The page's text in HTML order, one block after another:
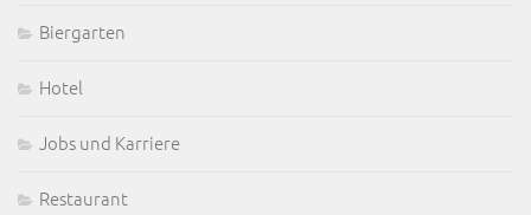
Biergarten
Hotel
Jobs und Karriere
Restaurant